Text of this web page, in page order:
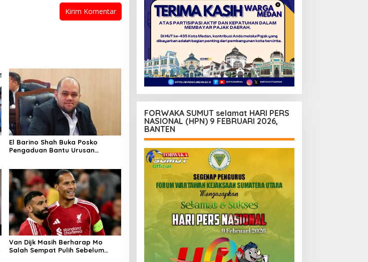
El Barino Shah Buka Posko
Pengaduan Bantu Urusan
Van Dijk Masih Berharap Mo
Salah Sempat Pulih Sebelum
FORWAKA SUMUT selamat HARI PERS
NASIONAL (HPN) 9 FEBRUARI 2026,
BANTEN